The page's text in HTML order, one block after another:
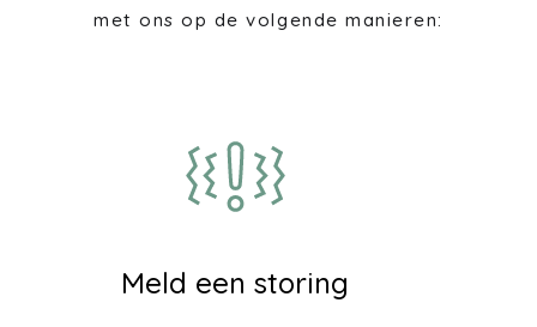
met ons op de volgende manieren:
Meld een storing